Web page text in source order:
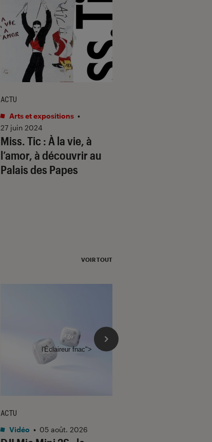
Miss. Tic : À la vie, à
l’amor, à découvrir au
Palais des Papes
ACTU
Arts et expositions •
27 juin 2024
VOIR TOUT
ACTU
Vidéo • 05 août. 2026
l'Éclaireur fnac">